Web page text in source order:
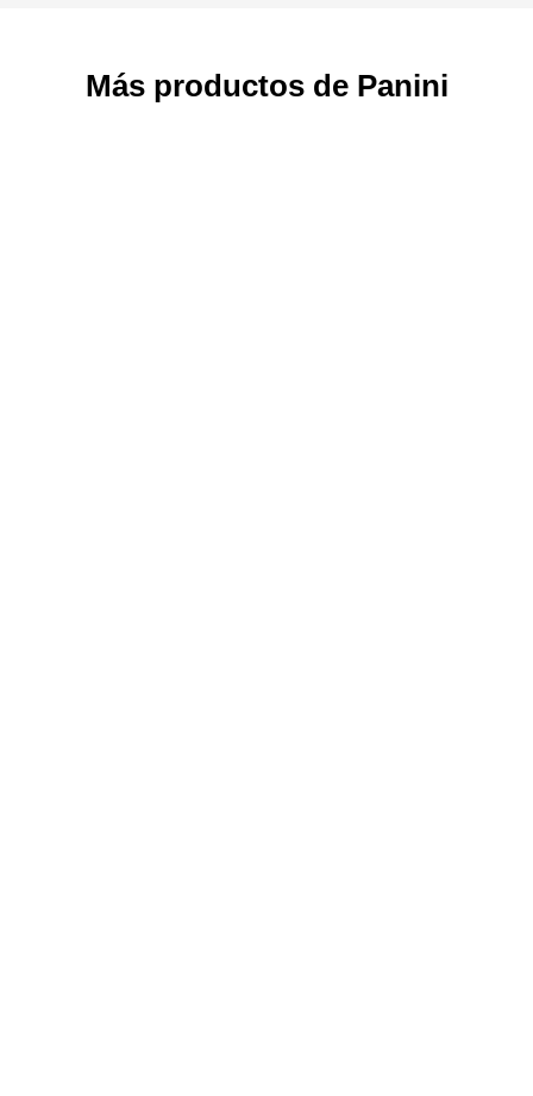
Más productos de Panini